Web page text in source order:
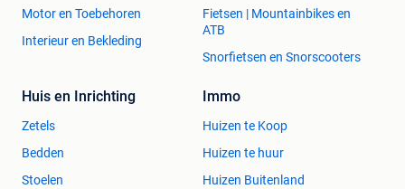
Motor en Toebehoren
Interieur en Bekleding
Fietsen | Mountainbikes en
ATB
Snorfietsen en Snorscooters
Huis en Inrichting
Zetels
Bedden
Stoelen
Immo
Huizen te Koop
Huizen te huur
Huizen Buitenland